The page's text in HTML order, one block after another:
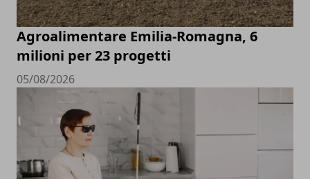
Agroalimentare Emilia-Romagna, 6
milioni per 23 progetti
05/08/2026